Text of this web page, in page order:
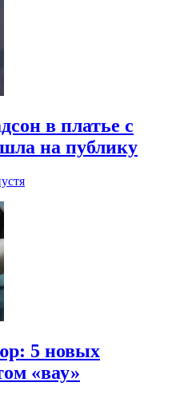
в платье с
на публику
5 новых
«вау»